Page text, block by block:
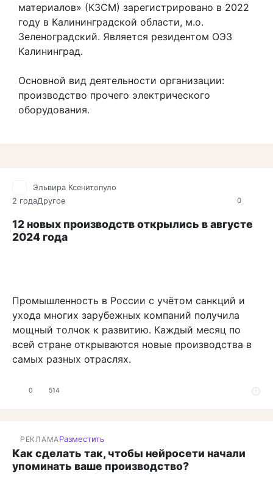
материалов» (КЗСМ) зарегистрировано в 2022
году в Калининградской области, м.о.
Зеленоградский. Является резидентом ОЭЗ
Калининград.
Основной вид деятельности организации:
производство прочего электрического
оборудования.
0
Эльвира Ксенитопуло
2 годаДругое
12 новых производств открылись в августе
2024 года
Промышленность в России с учётом санкций и
ухода многих зарубежных компаний получила
мощный толчок к развитию. Каждый месяц по
всей стране открываются новые производства в
самых разных отраслях.
0 514
РЕКЛАМАРазместить
Как сделать так, чтобы нейросети начали
упоминать ваше производство?